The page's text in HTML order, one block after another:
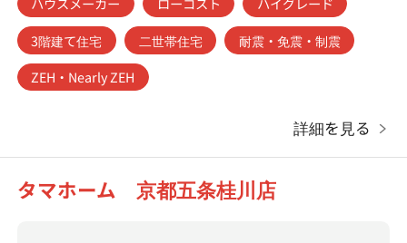
3階建て住宅
二世帯住宅
耐震・免震・制震
ZEH・Nearly ZEH
詳細を見る
タマホーム 京都五条桂川店